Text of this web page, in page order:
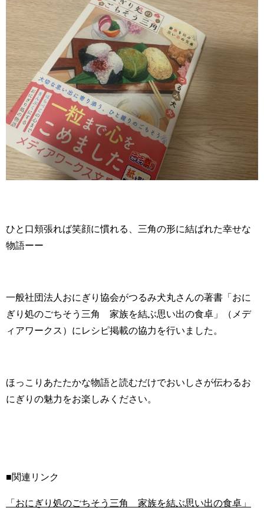
ひと口頬張れば笑顔に慣れる、三角の形に結ばれた幸せな
物語ーー
一般社団法人おにぎり協会がつるみ犬丸さんの著書「おに
ぎり処のごちそう三角 家族を結ぶ思い出の食卓」（メデ
ィアワークス）にレシピ掲載の協力を行いました。
ほっこりあたたかな物語と読むだけでおいしさが伝わるお
にぎりの魅力をお楽しみください。
■関連リンク
「おにぎり処のごちそう三角 家族を結ぶ思い出の食卓」